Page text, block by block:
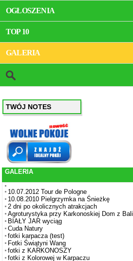
OGŁOSZENIA
TOP 10
GALERIA
TWÓJ NOTES
GALERIA
10.07.2012 Tour de Pologne
10.08.2010 Pielgrzymka na Śnieżkę
2 dni po okolicznych atrakcjach
Agroturystyka przy Karkonoskiej Dom z Bali
BIAŁY JAR wyciąg
Cuda Natury
fotki karpacza (test)
Fotki Świątyni Wang
fotki z KARKONOSZY
fotki z Kolorowej w Karpaczu